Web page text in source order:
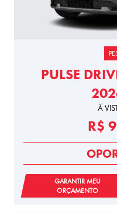
PULSE
À
R$
GARANTIR MEU
ORÇAMENTO